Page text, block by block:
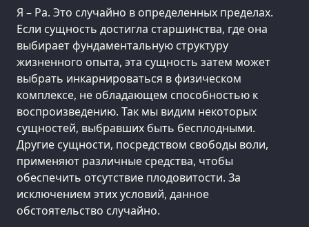
Я – Ра. Это случайно в определенных пределах.
Если сущность достигла старшинства, где она
выбирает фундаментальную структуру
жизненного опыта, эта сущность затем может
выбрать инкарнироваться в физическом
комплексе, не обладающем способностью к
воспроизведению. Так мы видим некоторых
сущностей, выбравших быть бесплодными.
Другие сущности, посредством свободы воли,
применяют различные средства, чтобы
обеспечить отсутствие плодовитости. За
исключением этих условий, данное
обстоятельство случайно.